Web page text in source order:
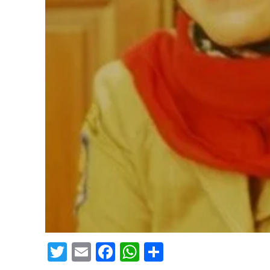
Twitter
EmailFacebook
WhatsApp